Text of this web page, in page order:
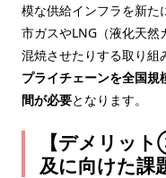
模な供給インフラを新た
市ガスやLNG（液化天然
混焼させたりする取り組
プライチェーンを全国
間が必要となります。
【デメリッ
及に向けた課